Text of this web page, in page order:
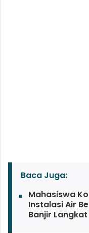
Baca Juga:
Mahasiswa
Instalasi Air
Banjir Langkat